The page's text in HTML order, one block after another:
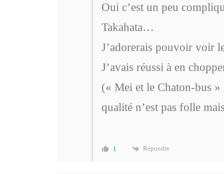
Oui c’est un peu
Takahata…
J’adorerais pouvoir voir
J’avais réussi à en
(« Mei et le Chaton-bus
qualité n’est pas folle
1 Répondre